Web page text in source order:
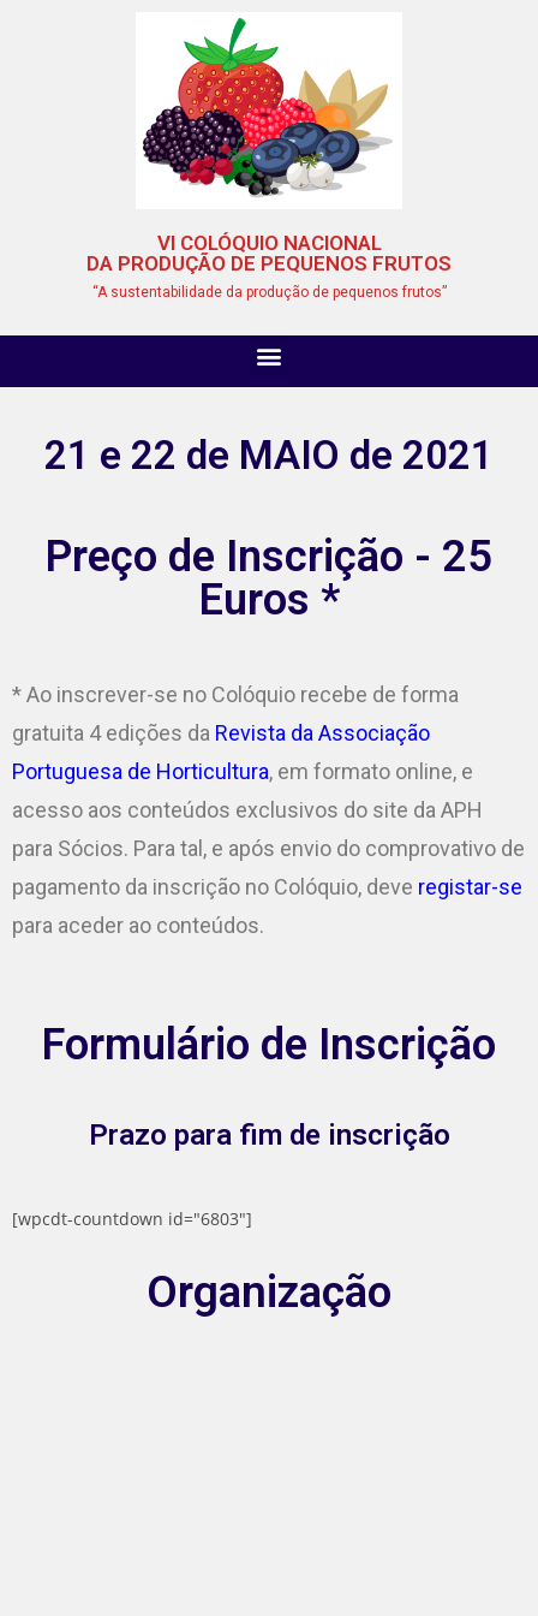
VI COLÓQUIO NACIONAL
DA PRODUÇÃO DE PEQUENOS FRUTOS
“A sustentabilidade da produção de pequenos frutos”
21 e 22 de MAIO de 2021
Preço de Inscrição - 25
Euros *
* Ao inscrever-se no Colóquio recebe de forma
gratuita 4 edições da Revista da Associação
Portuguesa de Horticultura, em formato online, e
acesso aos conteúdos exclusivos do site da APH
para Sócios. Para tal, e após envio do comprovativo de
pagamento da inscrição no Colóquio, deve registar-se
para aceder ao conteúdos.
Formulário de Inscrição
Prazo para fim de inscrição
[wpcdt-countdown id="6803"]
Organização